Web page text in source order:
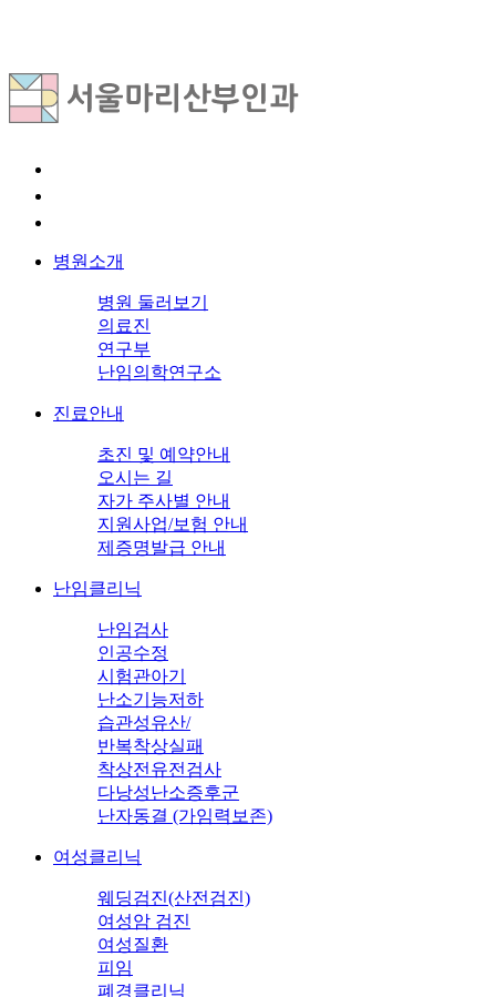
병원소개
병원 둘러보기
의료진
연구부
난임의학연구소
진료안내
초진 및 예약안내
오시는 길
자가 주사별 안내
지원사업/보험 안내
제증명발급 안내
난임클리닉
난임검사
인공수정
시험관아기
난소기능저하
습관성유산/
반복착상실패
착상전유전검사
다낭성난소증후군
난자동결 (가임력보존)
여성클리닉
웨딩검진(산전검진)
여성암 검진
여성질환
피임
폐경클리닉